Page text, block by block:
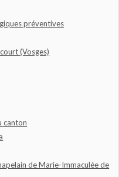
préventives
(Vosges)
canton
de Marie-Immaculée de